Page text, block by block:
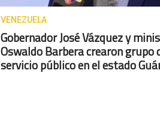
VENEZUELA
Gobernador José Vázquez y
Oswaldo Barbera crearon grupo
servicio público en el estado